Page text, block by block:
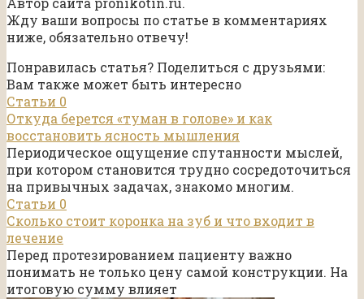
Жду ваши вопросы по статье в комментариях
ниже, обязательно отвечу!
Понравилась статья? Поделиться с друзьями:
Вам также может быть интересно
Статьи 0
Откуда берется «туман в голове» и как
восстановить ясность мышления
Периодическое ощущение спутанности мыслей,
при котором становится трудно сосредоточиться
на привычных задачах, знакомо многим.
Статьи 0
Сколько стоит коронка на зуб и что входит в
лечение
Перед протезированием пациенту важно
понимать не только цену самой конструкции. На
итоговую сумму влияет